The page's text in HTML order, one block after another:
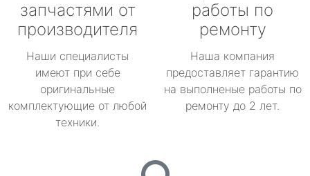
запчастями от
производителя
Наши специалисты
имеют при себе
оригинальные
комплектующие от любой
техники.
работы по
ремонту
Наша компания
предоставляет гарантию
на выполненые работы по
ремонту до 2 лет.